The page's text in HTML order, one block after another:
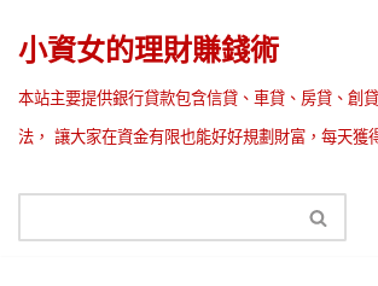
Skip
to
content
小資女的理財賺錢術
本站主要提供銀行貸款包含信貸、車貸、房貸、創
法， 讓大家在資金有限也能好好規劃財富，每天獲